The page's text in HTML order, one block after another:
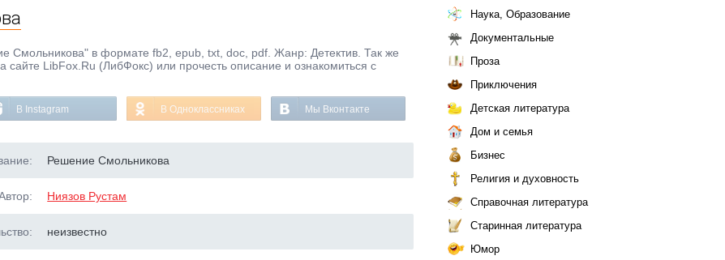
Смольникова" в формате fb2, epub, txt, doc, pdf. Жанр: Детектив. Так же
сайте LibFox.Ru (ЛибФокс) или прочесть описание и ознакомиться с
В Instagram В Одноклассниках Мы Вконтакте
Решение Смольникова
Ниязов Рустам
неизвестно
Наука, Образование
Документальные
Проза
Приключения
Детская литература
Дом и семья
Бизнес
Религия и духовность
Справочная литература
Старинная литература
Юмор